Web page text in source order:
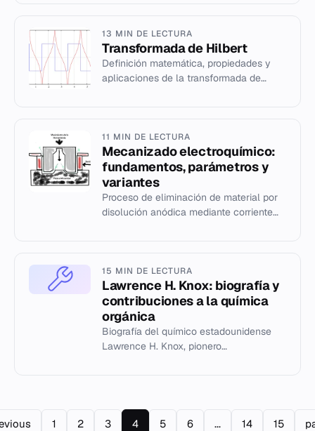
13 MIN DE LECTURA
Transformada de Hilbert
Definición matemática, propiedades y
aplicaciones de la transformada de
11 MIN DE LECTURA
Mecanizado electroquímico:
fundamentos, parámetros y
variantes
Proceso de eliminación de material por
disolución anódica mediante corriente
15 MIN DE LECTURA
Lawrence H. Knox: biografía y
contribuciones a la química
orgánica
Biografía del químico estadounidense
Lawrence H. Knox, pionero
1 2 3 4 5 6 ... 14 15